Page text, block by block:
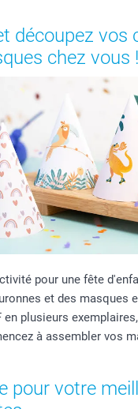
découpez vos
chez vous !
pour une fête
et des masques
en plusieurs
à assembler vos
pour votre